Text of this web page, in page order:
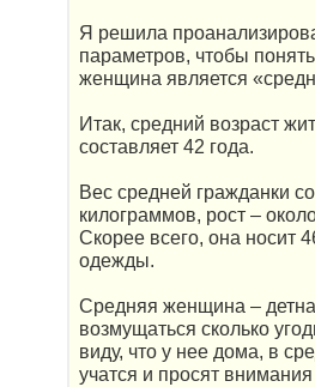
Я решила
параметров, чтобы
женщина является
Итак, средний возраст
составляет 42 года.
Вес средней гражданки
килограммов, рост –
Скорее всего, она носит
одежды.
Средняя женщина –
возмущаться сколько
виду, что у нее дома, в
учатся и просят